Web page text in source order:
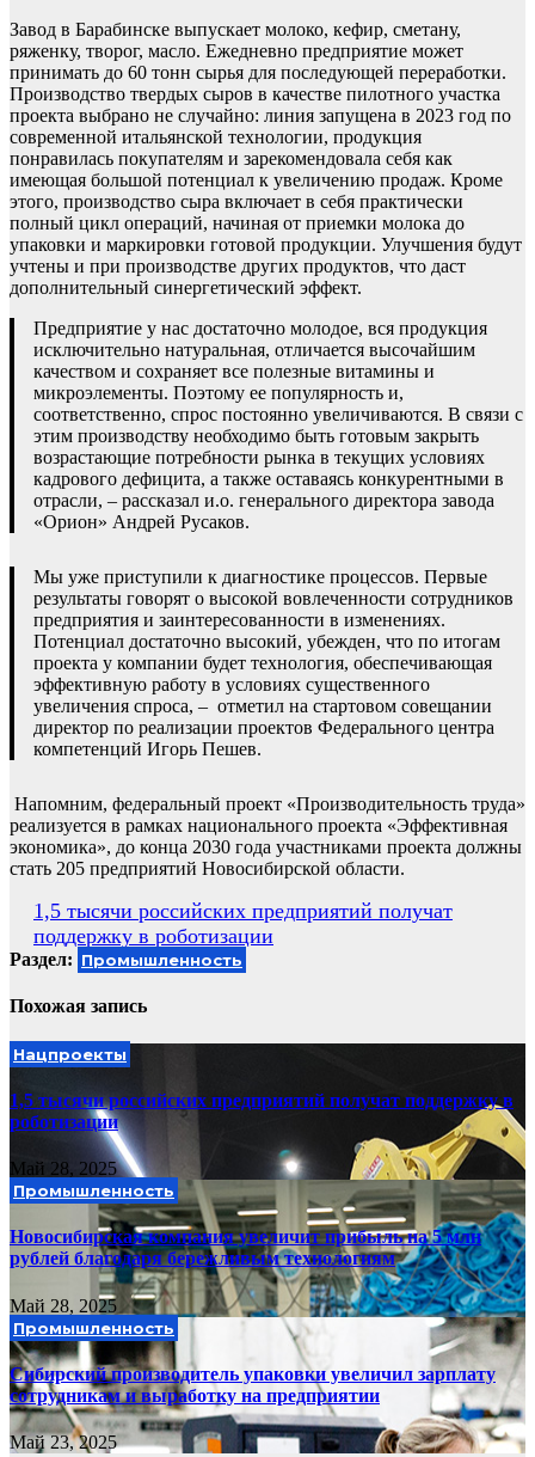
Завод в Барабинске выпускает молоко, кефир, сметану,
ряженку, творог, масло. Ежедневно предприятие может
принимать до 60 тонн сырья для последующей переработки.
Производство твердых сыров в качестве пилотного участка
проекта выбрано не случайно: линия запущена в 2023 год по
современной итальянской технологии, продукция
понравилась покупателям и зарекомендовала себя как
имеющая большой потенциал к увеличению продаж. Кроме
этого, производство сыра включает в себя практически
полный цикл операций, начиная от приемки молока до
упаковки и маркировки готовой продукции. Улучшения будут
учтены и при производстве других продуктов, что даст
дополнительный синергетический эффект.
Предприятие у нас достаточно молодое, вся продукция
исключительно натуральная, отличается высочайшим
качеством и сохраняет все полезные витамины и
микроэлементы. Поэтому ее популярность и,
соответственно, спрос постоянно увеличиваются. В связи с
этим производству необходимо быть готовым закрыть
возрастающие потребности рынка в текущих условиях
кадрового дефицита, а также оставаясь конкурентными в
отрасли, – рассказал и.о. генерального директора завода
«Орион» Андрей Русаков.
Мы уже приступили к диагностике процессов. Первые
результаты говорят о высокой вовлеченности сотрудников
предприятия и заинтересованности в изменениях.
Потенциал достаточно высокий, убежден, что по итогам
проекта у компании будет технология, обеспечивающая
эффективную работу в условиях существенного
увеличения спроса, – отметил на стартовом совещании
директор по реализации проектов Федерального центра
компетенций Игорь Пешев.
Напомним, федеральный проект «Производительность труда»
реализуется в рамках национального проекта «Эффективная
экономика», до конца 2030 года участниками проекта должны
стать 205 предприятий Новосибирской области.
Навигация
по
записям
1,5 тысячи российских предприятий получат
поддержку в роботизации
Раздел: Промышленность
Похожая запись
Нацпроекты
1,5 тысячи российских предприятий получат поддержку в
роботизации
Май 28, 2025
Промышленность
Новосибирская компания увеличит прибыль на 5 млн
рублей благодаря бережливым технологиям
Май 28, 2025
Промышленность
Сибирский производитель упаковки увеличил зарплату
сотрудникам и выработку на предприятии
Май 23, 2025